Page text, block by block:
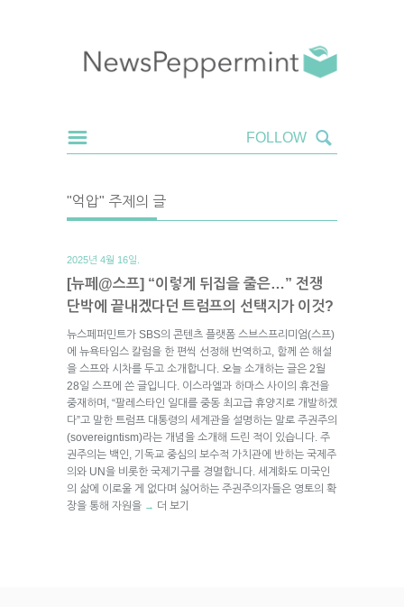
"억압" 주제의 글
2025년 4월 16일.
[뉴페@스프] “이렇게 뒤집을 줄은…” 전쟁
단박에 끝내겠다던 트럼프의 선택지가 이것?
뉴스페퍼민트가 SBS의 콘텐츠 플랫폼 스브스프리미엄(스프)
에 뉴욕타임스 칼럼을 한 편씩 선정해 번역하고, 함께 쓴 해설
을 스프와 시차를 두고 소개합니다. 오늘 소개하는 글은 2월
28일 스프에 쓴 글입니다. 이스라엘과 하마스 사이의 휴전을
중재하며, “팔레스타인 일대를 중동 최고급 휴양지로 개발하겠
다”고 말한 트럼프 대통령의 세계관을 설명하는 말로 주권주의
(sovereigntism)라는 개념을 소개해 드린 적이 있습니다. 주
권주의는 백인, 기독교 중심의 보수적 가치관에 반하는 국제주
의와 UN을 비롯한 국제기구를 경멸합니다. 세계화도 미국인
의 삶에 이로울 게 없다며 싫어하는 주권주의자들은 영토의 확
장을 통해 자원을 → 더 보기